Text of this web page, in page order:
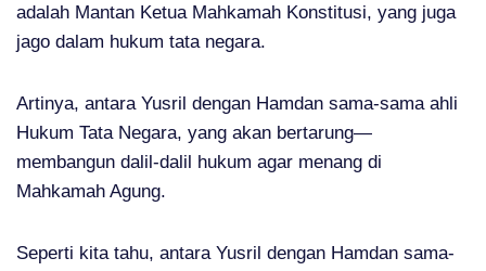
adalah Mantan Ketua Mahkamah Konstitusi, yang juga
jago dalam hukum tata negara.
Artinya, antara Yusril dengan Hamdan sama-sama ahli
Hukum Tata Negara, yang akan bertarung—
membangun dalil-dalil hukum agar menang di
Mahkamah Agung.
Seperti kita tahu, antara Yusril dengan Hamdan sama-